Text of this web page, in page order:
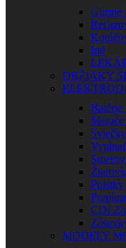
Gurtne
Iné
DRŽIAKY
Batérie
Poistky
CDI
MODELY